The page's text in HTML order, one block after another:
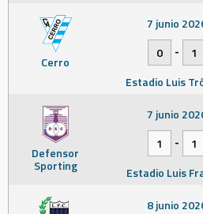
Cerro
7 junio
0
-
1
Estadio Luis
Defensor
Sporting
7 junio
1
-
1
Estadio Luis
8 junio